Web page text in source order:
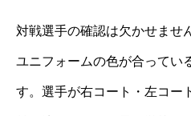
対戦選手の確認は欠かせませ
ユニフォームの色が合ってい
す。選手が右コート・左コー